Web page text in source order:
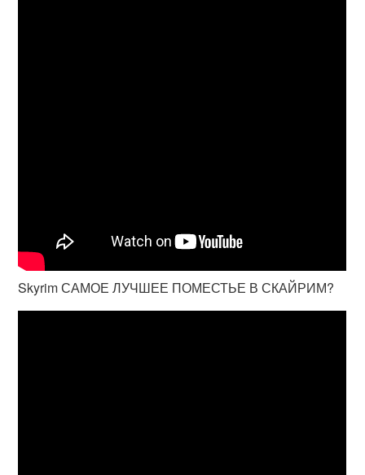
Skyrim САМОЕ ЛУЧШЕЕ ПОМЕСТЬЕ В СКАЙРИМ?